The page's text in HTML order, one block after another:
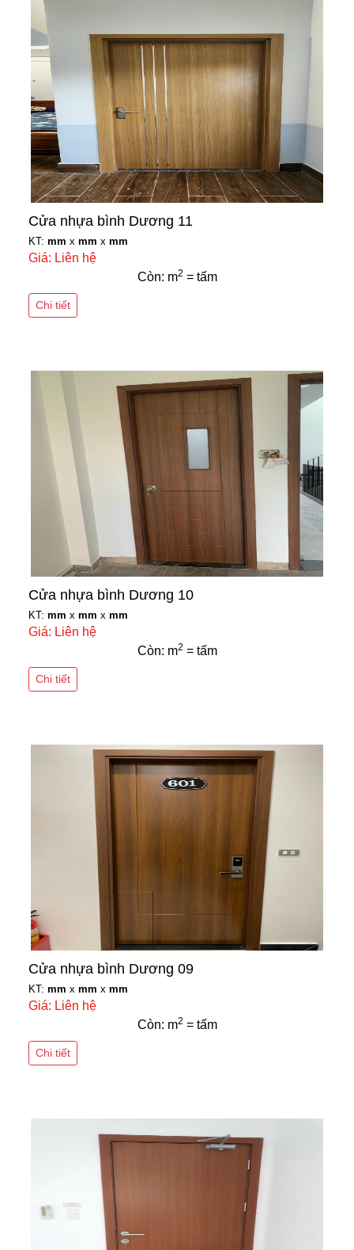
Cửa nhựa bình Dương 11
KT: mm x mm x mm
Giá: Liên hệ
Còn: m2 = tấm
Chi tiết
Cửa nhựa bình Dương 10
KT: mm x mm x mm
Giá: Liên hệ
Còn: m2 = tấm
Chi tiết
Cửa nhựa bình Dương 09
KT: mm x mm x mm
Giá: Liên hệ
Còn: m2 = tấm
Chi tiết